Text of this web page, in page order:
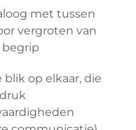
met tussen
vergroten van
begrip
op elkaar, die